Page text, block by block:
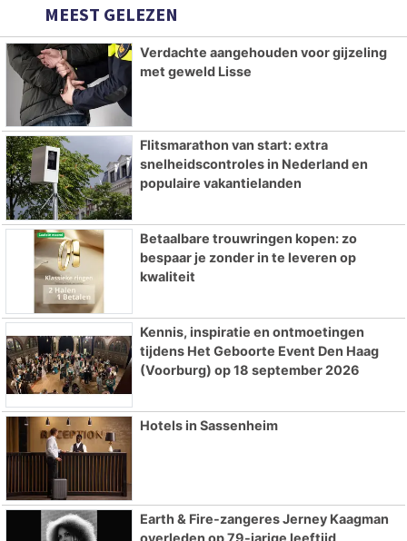
MEEST GELEZEN
Verdachte aangehouden voor gijzeling
met geweld Lisse
Flitsmarathon van start: extra
snelheidscontroles in Nederland en
populaire vakantielanden
Betaalbare trouwringen kopen: zo
bespaar je zonder in te leveren op
kwaliteit
Kennis, inspiratie en ontmoetingen
tijdens Het Geboorte Event Den Haag
(Voorburg) op 18 september 2026
Hotels in Sassenheim
Earth & Fire-zangeres Jerney Kaagman
overleden op 79-jarige leeftijd